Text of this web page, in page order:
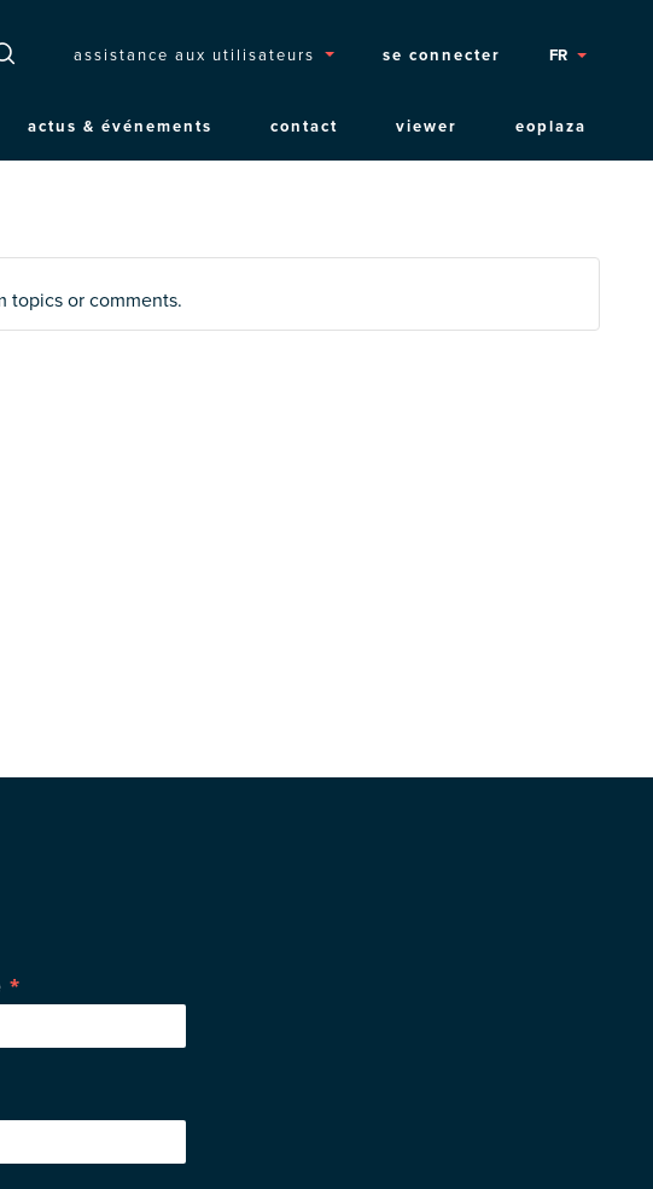
Topmenu
assistance aux utilisateurs se connecter FR
actus & événements contact viewer eoplaza
topics or comments.